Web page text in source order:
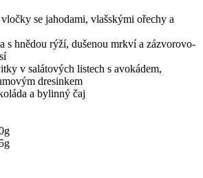
se jahodami, vlašskými ořechy a
s hnědou rýží, dušenou mrkví a zázvorovo-
v salátových listech s avokádem,
dresinkem
a bylinný čaj